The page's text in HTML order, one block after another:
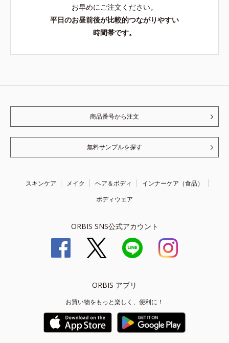
お早めにご注文ください。
平日のお昼前後が比較的つながりやすい
時間帯です。
商品番号から注文
無料サンプルを探す
スキンケア メイク ヘア＆ボディ
インナーケア（食品）
ボディウェア
ORBIS SNS公式アカウント
ORBIS アプリ
お買い物をもっと楽しく、便利に！